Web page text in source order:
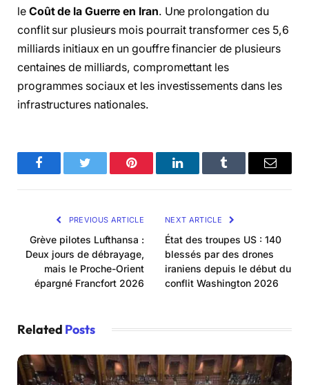
le Coût de la Guerre en Iran. Une prolongation du
conflit sur plusieurs mois pourrait transformer ces 5,6
milliards initiaux en un gouffre financier de plusieurs
centaines de milliards, compromettant les
programmes sociaux et les investissements dans les
infrastructures nationales.
FacebookTwitter Pinterest LinkedInTumblr Email
PREVIOUS ARTICLE
Grève pilotes Lufthansa :
Deux jours de débrayage,
mais le Proche-Orient
épargné Francfort 2026
NEXT ARTICLE
État des troupes US : 140
blessés par des drones
iraniens depuis le début du
conflit Washington 2026
Related Posts